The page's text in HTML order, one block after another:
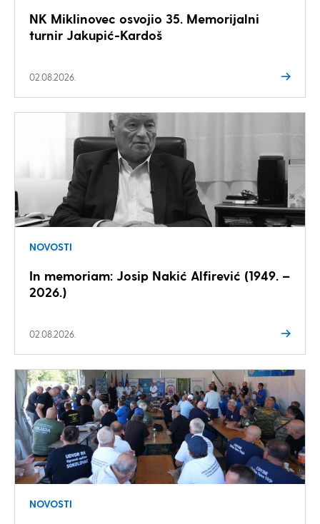
NK Miklinovec osvojio 35. Memorijalni
turnir Jakupić-Kardoš
02.08.2026.
NOVOSTI
In memoriam: Josip Nakić Alfirević (1949. –
2026.)
02.08.2026.
NOVOSTI